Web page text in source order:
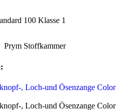
100 Klasse 1
Prym Stoffkammer